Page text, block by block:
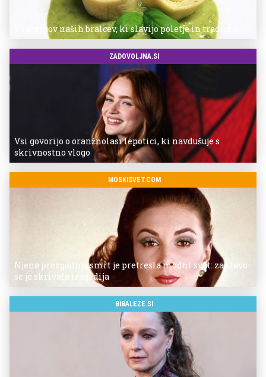
7 receptov naših bralcev, ki slavijo poletje in tradicijo
ZADOVOLJNA.SI
Vsi govorijo o oranžnolasi lepotici, ki navdušuje s
skrivnostno vlogo
MOSKISVET.COM
Njena prezgodnja smrt je pretresla modni svet: za slavo
se je skrivala tragedija
BIBALEZE.SI